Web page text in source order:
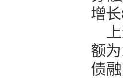
增
额
债